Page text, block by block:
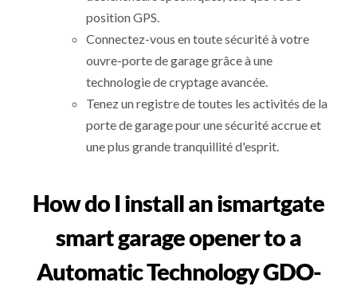
position GPS.
Connectez-vous en toute sécurité à votre
ouvre-porte de garage grâce à une
technologie de cryptage avancée.
Tenez un registre de toutes les activités de la
porte de garage pour une sécurité accrue et
une plus grande tranquillité d'esprit.
How do I install an ismartgate
smart garage opener to a
Automatic Technology GDO-